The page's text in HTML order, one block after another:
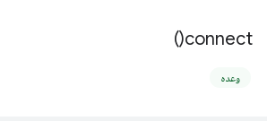
connect(
)
وعده